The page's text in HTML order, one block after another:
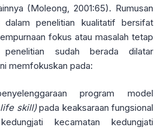
(Moleong, 2001:65). Rumusan
penelitian kualitatif bersifat
fokus atau masalah tetap
penelitian sudah berada dilatar
memfokuskan pada:
program model
life skill)pada keaksaraan fungsional
kecamatan kedungjati